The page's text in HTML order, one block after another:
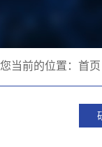
您当前的位置： 首页